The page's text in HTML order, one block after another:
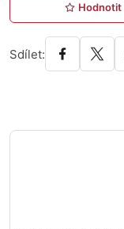
Hodnotit
Sdílet: